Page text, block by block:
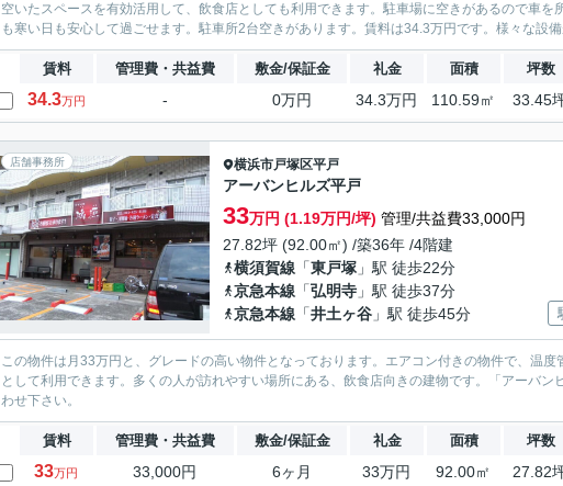
空いたスペースを有効活用して、飲食店としても利用できます。駐車場に空きがあるので車を
も寒い日も安心して過ごせます。駐車所2台空きがあります。賃料は34.3万円です。様々な設
賃料 管理費・共益費 敷金/保証金 礼金 面積 坪数
34.3万円 - 0万円 34.3万円 110.59㎡ 33.45
店舗事務所 横浜市戸塚区平戸
アーバンヒルズ平戸
33万円 (1.19万円/坪) 管理/共益費33,000円
27.82坪 (92.00㎡) /築36年 /4階建
横須賀線 「東戸塚 」駅 徒歩22分
京急本線 「弘明寺 」駅 徒歩37分
京急本線 「井土ヶ谷 」駅 徒歩45分
この物件は月33万円と、グレードの高い物件となっております。エアコン付きの物件で、温
として利用できます。多くの人が訪れやすい場所にある、飲食店向きの建物です。「アーバ
わせ下さい。
賃料 管理費・共益費 敷金/保証金 礼金 面積 坪数
33万円 33,000円 6ヶ月 33万円 92.00㎡ 27.82